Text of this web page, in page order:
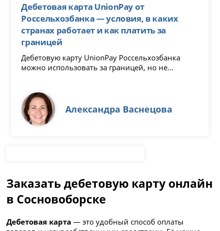
Дебетовая карта UnionPay от
Россельхозбанка — условия, в каких
странах работает и как платить за
границей
Дебетовую карту UnionPay Россельхозбанка
можно использовать за границей, но не...
Александра Васнецова
Заказать дебетовую карту онлайн
в Сосновоборске
Дебетовая карта — это удобный способ оплаты